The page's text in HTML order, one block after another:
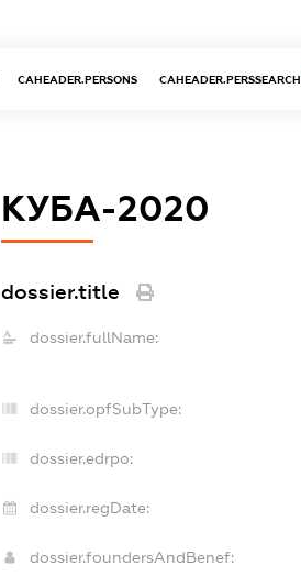
CAHEADER.PERSONS CAHEADER.PERSSEARCH
КУБА-2020
dossier.title
dossier.fullName:
dossier.opfSubType:
dossier.edrpo:
dossier.regDate:
dossier.foundersAndBenef: